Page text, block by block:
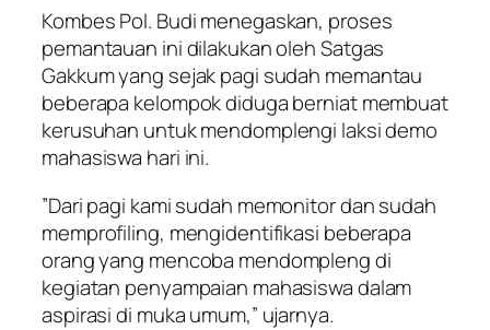
Kombes Pol. Budi menegaskan, proses
pemantauan ini dilakukan oleh Satgas
Gakkum yang sejak pagi sudah memantau
beberapa kelompok diduga berniat membuat
kerusuhan untuk mendomplengi laksi demo
mahasiswa hari ini.
”Dari pagi kami sudah memonitor dan sudah
memprofiling, mengidentifikasi beberapa
orang yang mencoba mendompleng di
kegiatan penyampaian mahasiswa dalam
aspirasi di muka umum,” ujarnya.